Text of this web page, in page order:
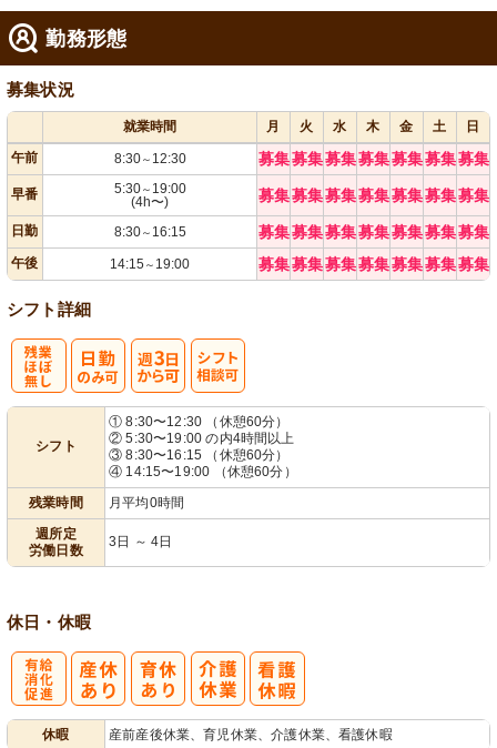
勤務形態
募集状況
就業時間 月 火 水 木 金 土
日
午前
8:30～ 12:30 募集募集募集募集募集募集募集
早番 5:30～ 19:00
(4h〜)
募集募集募集募集募集募集募集
日勤 8:30～ 16:15 募集募集募集募集募集募集募集
午後 14:15 ～ 19:00 募集募集募集募集募集募集募集
シフト詳細
シフト
① 8:30〜12:30 （休憩60分）
② 5:30〜19:00 の内4時間以上
③ 8:30〜16:15 （休憩60分）
④ 14:15〜19:00 （休憩60分）
残業時間
月平均0時間
週所定
労働日数
3日 ～ 4日
休日・休暇
休暇 産前産後休業、育児休業、介護休業、看護休暇